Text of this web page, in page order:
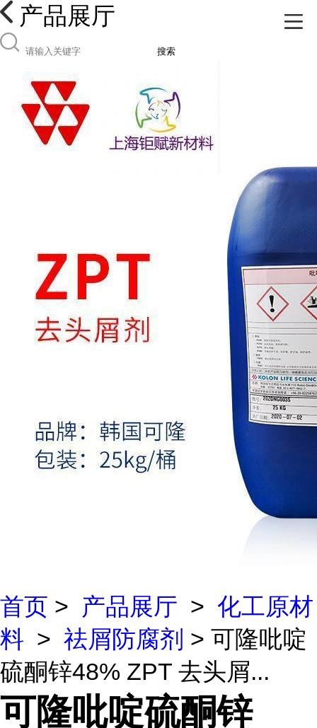
产品展厅
搜索
首页 > 产品展厅 > 化工原材
料 > 祛屑防腐剂 > 可隆吡啶
硫酮锌48% ZPT 去头屑...
可隆吡啶硫酮锌